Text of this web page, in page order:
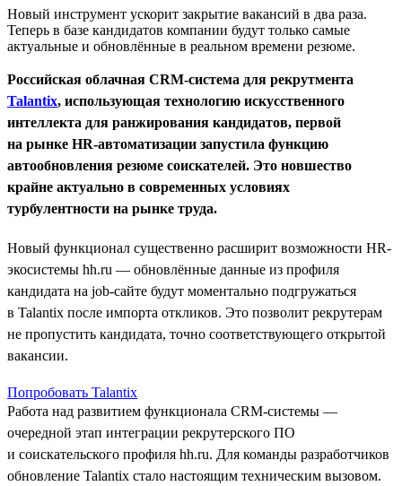
Новый инструмент ускорит закрытие вакансий в два раза.
Теперь в базе кандидатов компании будут только самые
актуальные и обновлённые в реальном времени резюме.
Российская облачная CRM-система для рекрутмента
Talantix, использующая технологию искусственного
интеллекта для ранжирования кандидатов, первой
на рынке HR-автоматизации запустила функцию
автообновления резюме соискателей. Это новшество
крайне актуально в современных условиях
турбулентности на рынке труда.
Новый функционал существенно расширит возможности HR-
экосистемы hh.ru — обновлённые данные из профиля
кандидата на job-сайте будут моментально подгружаться
в Talantix после импорта откликов. Это позволит рекрутерам
не пропустить кандидата, точно соответствующего открытой
вакансии.
Попробовать Talantix
Работа над развитием функционала CRM-системы —
очередной этап интеграции рекрутерского ПО
и соискательского профиля hh.ru. Для команды разработчиков
обновление Talantix стало настоящим техническим вызовом.